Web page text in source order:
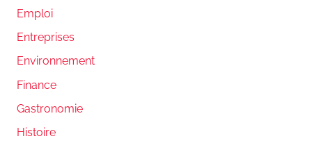
Emploi
Entreprises
Environnement
Finance
Gastronomie
Histoire